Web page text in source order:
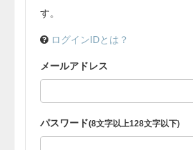
す。
ログインIDとは？
メールアドレス
パスワード(8文字以上128文字以下)